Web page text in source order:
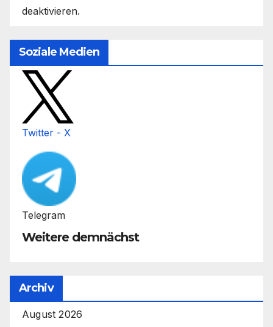
deaktivieren.
Soziale Medien
Twitter - X
Telegram
Weitere demnächst
Archiv
August 2026